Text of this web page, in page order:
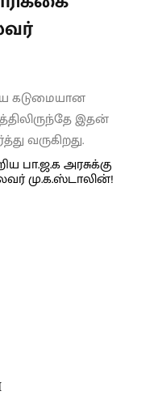
கடுமையான
இதன்
வருகிறது.